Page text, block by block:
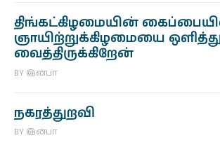
திங்கட்கிழமையின்
ஞாயிற்றுக்கிழமையை
வைத்திருக்கிறேன்
BY இன்பா
நகரத்துறவி
BY இன்பா